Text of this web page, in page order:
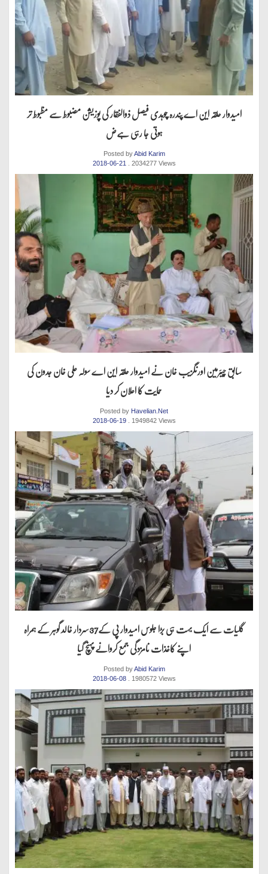
امیدوار حلقہ این اے پندرہ چوہدی فیصل ذوالفقار کی پوزیشن مضبوط سے مظبوط تر
ہوتی جا رہی ہےض
Posted byAbid Karim
2018-06-21
. 2034277 Views
سابق چیئرمین اورنگزیب خان نے امیدوار حلقہ این اے سولہ علی خان جدون کی
حمایت کا اعلان کر دیا
Posted by Havelian.Net
2018-06-19 . 1949842 Views
گلیات سے ایک بہت ہی بڑا جلوس امیدوار پی کے37سردار خالد گوہر کے ہمراہ
اپنے کاغذات نامزدگی جمع کروانے پہنچ گیا
Posted byAbid Karim
2018-06-08
. 1980572 Views